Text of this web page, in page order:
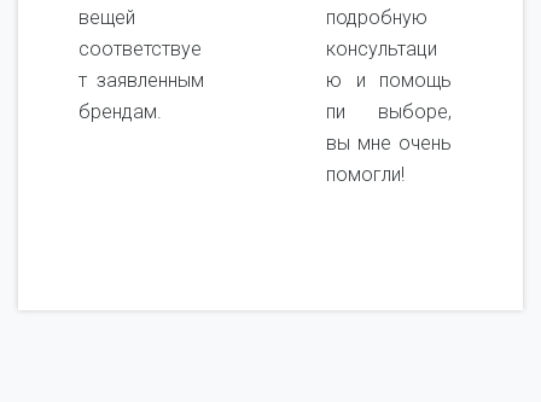
вещей
соответствуе
т заявленным
брендам.
подробную
консультаци
ю и помощь
пи выборе,
вы мне очень
помогли!